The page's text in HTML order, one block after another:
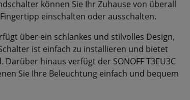
können Sie Ihr Zuhause von überall
einschalten oder ausschalten.
über ein schlankes und stilvolles Design,
ist einfach zu installieren und bietet
hinaus verfügt der SONOFF T3EU3C
Sie Ihre Beleuchtung einfach und bequem